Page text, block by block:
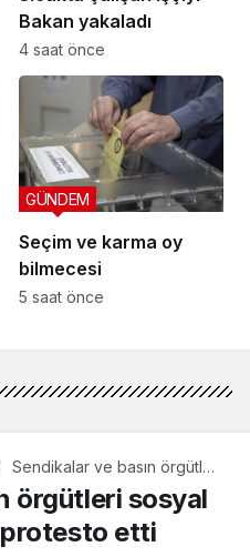
Bakan yakaladı
4 saat önce
Seçim ve karma oy
bilmecesi
GÜNDEM
5 saat önce
Sendikalar ve basın örgütleri
sosyal medya saldırılarını
protesto etti
örgütleri sosyal
protesto etti